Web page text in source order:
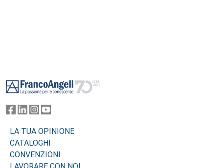
LA TUA OPINIONE
CATALOGHI
CONVENZIONI